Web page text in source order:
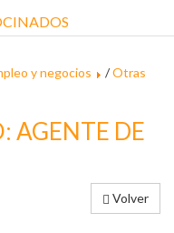
y negocios /Otras
AGENTE DE
Volver